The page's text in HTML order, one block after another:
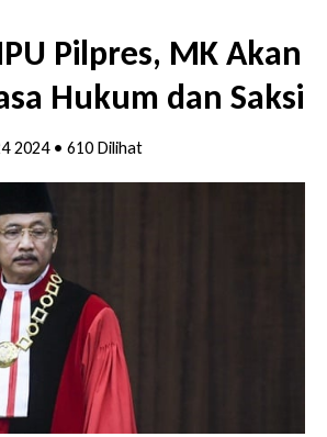
10 Miliar
dengan Pemberatan,
Dihukum 4 Bulan Penjara
Code Stroke Lewat Webinar
Beruntung Tak Terseret Perkara
Bombay Tak Sesuai Dokumen
Pilpres, MK Akan
Hukum dan Saksi
2024• 610 Dilihat